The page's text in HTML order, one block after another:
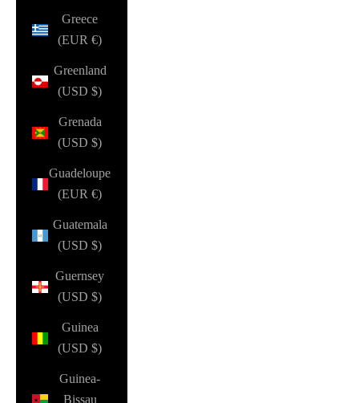
Greece
(EUR €)
Greenland
(USD $)
Grenada
(USD $)
Guadeloupe
(EUR €)
Guatemala
(USD $)
Guernsey
(USD $)
Guinea
(USD $)
Guinea-
Bissau